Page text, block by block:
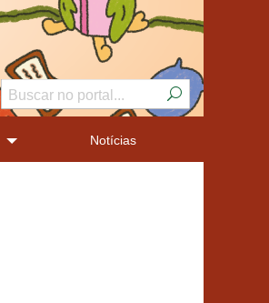
Notícias